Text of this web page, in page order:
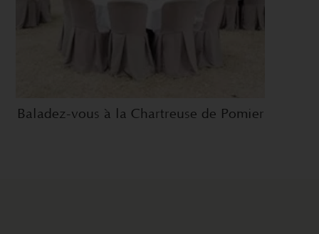
Baladez-vous à la Chartreuse de Pomier